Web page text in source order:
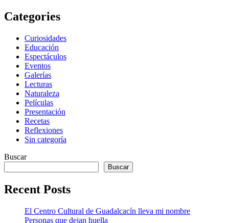
Categories
Curiosidades
Educación
Espectáculos
Eventos
Galerías
Lecturas
Naturaleza
Películas
Presentación
Recetas
Reflexiones
Sin categoría
Buscar
Buscar
Recent Posts
El Centro Cultural de Guadalcacín lleva mi nombre
Personas que dejan huella